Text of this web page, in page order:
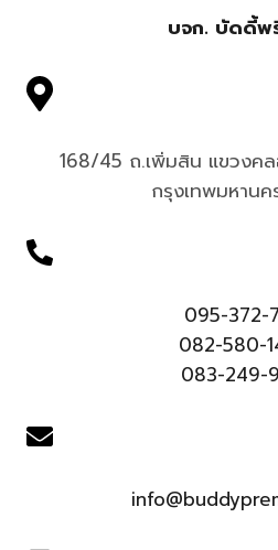
บจก. บัดดี้พ
168/45 ถ.เพิ่มสิน แขวงค
กรุงเทพมหาน
095-372-
082-580-
083-249-